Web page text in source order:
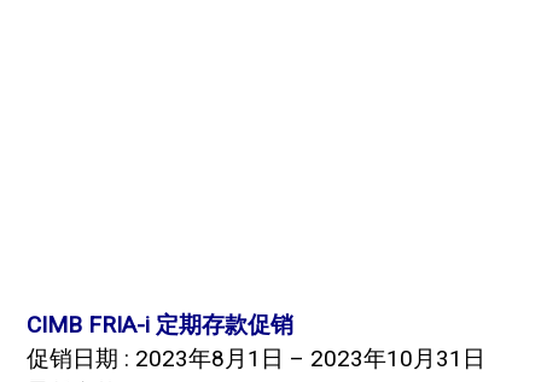
CIMB FRIA-i 定期存款促销
促销日期 : 2023年8月1日 – 2023年10月31日